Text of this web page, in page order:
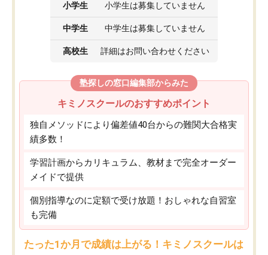
小学生 小学生は募集していません
中学生 中学生は募集していません
高校生 詳細はお問い合わせください
塾探しの窓口編集部からみた
キミノスクールのおすすめポイント
独自メソッドにより偏差値40台からの難関大合格実
績多数！
学習計画からカリキュラム、教材まで完全オーダー
メイドで提供
個別指導なのに定額で受け放題！おしゃれな自習室
も完備
たった1か月で成績は上がる！キミノスクールは